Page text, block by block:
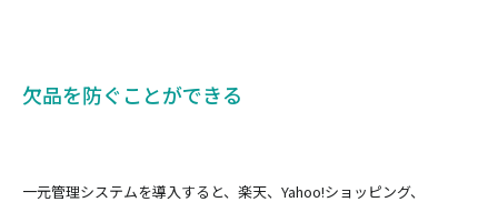
欠品を防ぐことができる
一元管理システムを導入すると、楽天、Yahoo!ショッピング、